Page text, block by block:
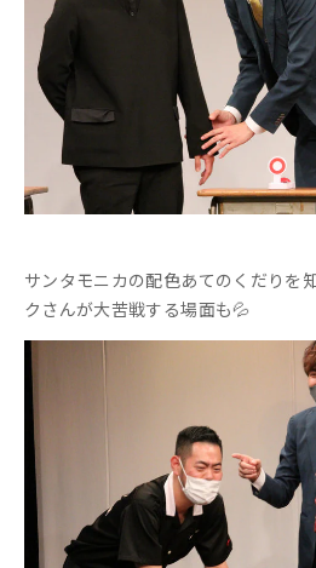
サンタモニカの配色あてのくだりを
クさんが大苦戦する場面も💦